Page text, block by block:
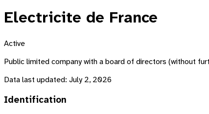
Electricite de France
Active
Public limited company with a board of directors (without
Data last updated: July 2, 2026
Identification